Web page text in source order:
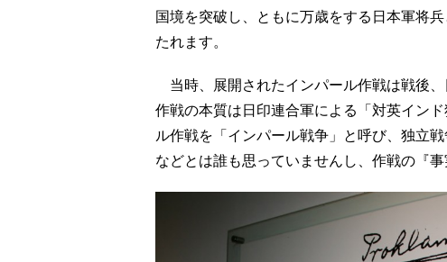
国境を突破し、ともに万歳をする日本軍将
たれます。
当時、展開されたインパール作戦は戦後、
作戦の本質は日印連合軍による「対英イン
ル作戦を「インパール戦争」と呼び、独立
などとは誰も思っていませんし、作戦の『